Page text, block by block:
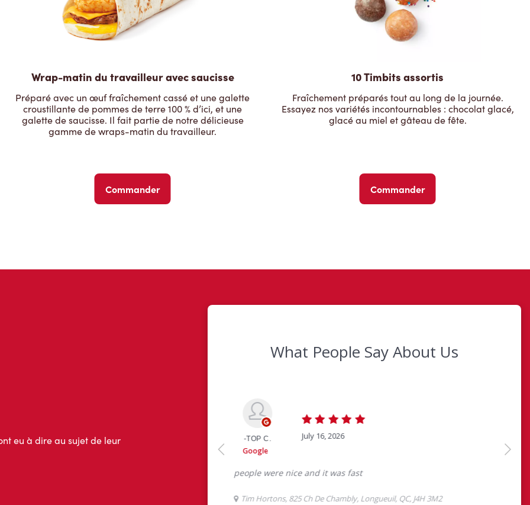
Wrap-matin du travailleur avec saucisse
Préparé avec un œuf fraîchement cassé et une galette
croustillante de pommes de terre 100 % d’ici, et une
galette de saucisse. Il fait partie de notre délicieuse
gamme de wraps-matin du travailleur.
Commander
10 Timbits assortis
Fraîchement préparés tout au long de la journée.
Essayez nos variétés incontournables : chocolat glacé,
glacé au miel et gâteau de fête.
Commander
eu à dire au sujet de leur